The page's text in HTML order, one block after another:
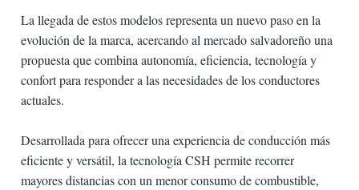
La llegada de estos modelos representa un nuevo paso en la
evolución de la marca, acercando al mercado salvadoreño una
propuesta que combina autonomía, eficiencia, tecnología y
confort para responder a las necesidades de los conductores
actuales.
Desarrollada para ofrecer una experiencia de conducción más
eficiente y versátil, la tecnología CSH permite recorrer
mayores distancias con un menor consumo de combustible,